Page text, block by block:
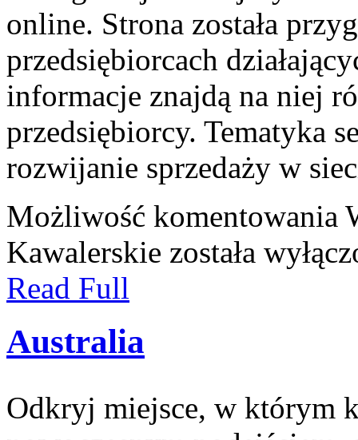
online. Strona została
przedsiębiorcach
informacje znajdą na niej
przedsiębiorcy. Tematyka
rozwijanie sprzedaży w
Możliwość komentowania
Kawalerskie została
Read Full
Australia
Odkryj miejsce, w którym